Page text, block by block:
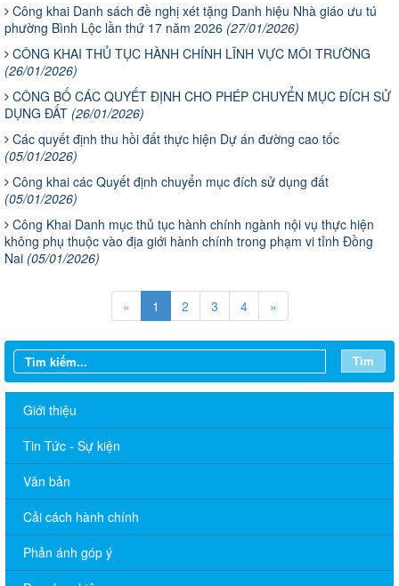
Công khai Danh sách đề nghị xét tặng Danh hiệu Nhà giáo ưu tú
phường Bình Lộc lần thứ 17 năm 2026 (27/01/2026)
CÔNG KHAI THỦ TỤC HÀNH CHÍNH LĨNH VỰC MÔI TRƯỜNG
(26/01/2026)
CÔNG BỐ CÁC QUYẾT ĐỊNH CHO PHÉP CHUYỂN MỤC ĐÍCH SỬ
DỤNG ĐẤT (26/01/2026)
Các quyết định thu hồi đất thực hiện Dự án đường cao tốc
(05/01/2026)
Công khai các Quyết định chuyển mục đích sử dụng đất
(05/01/2026)
Công Khai Danh mục thủ tục hành chính ngành nội vụ thực hiện
không phụ thuộc vào địa giới hành chính trong phạm vi tỉnh Đồng
Nai (05/01/2026)
« 1 2 3 4 »
Tìm
Giới thiệu
Tin Tức - Sự kiện
Văn bản
Cải cách hành chính
Phản ánh góp ý
Lịch làm việc của Chủ tịch và các Phó Chủ tịch UBND phường